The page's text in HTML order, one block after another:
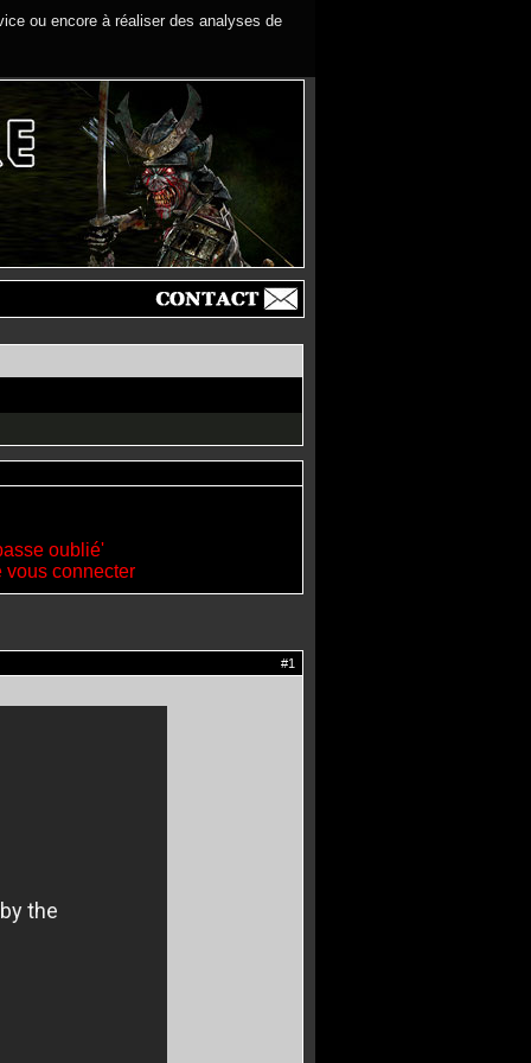
ou encore à réaliser des analyses de
oublié'
vous connecter
#1